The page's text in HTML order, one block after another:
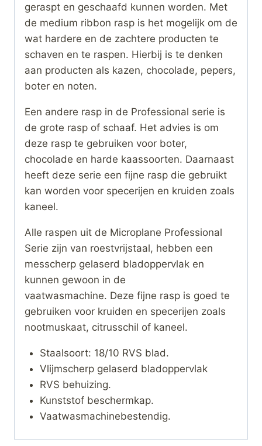
geraspt en geschaafd kunnen worden. Met
de medium ribbon rasp is het mogelijk om de
wat hardere en de zachtere producten te
schaven en te raspen. Hierbij is te denken
aan producten als kazen, chocolade, pepers,
boter en noten.
Een andere rasp in de Professional serie is
de grote rasp of schaaf. Het advies is om
deze rasp te gebruiken voor boter,
chocolade en harde kaassoorten. Daarnaast
heeft deze serie een fijne rasp die gebruikt
kan worden voor specerijen en kruiden zoals
kaneel.
Alle raspen uit de Microplane Professional
Serie zijn van roestvrijstaal, hebben een
messcherp gelaserd bladoppervlak en
kunnen gewoon in de
vaatwasmachine. Deze fijne rasp is goed te
gebruiken voor kruiden en specerijen zoals
nootmuskaat, citrusschil of kaneel.
Staalsoort: 18/10 RVS blad.
Vlijmscherp gelaserd bladoppervlak
RVS behuizing.
Kunststof beschermkap.
Vaatwasmachinebestendig.